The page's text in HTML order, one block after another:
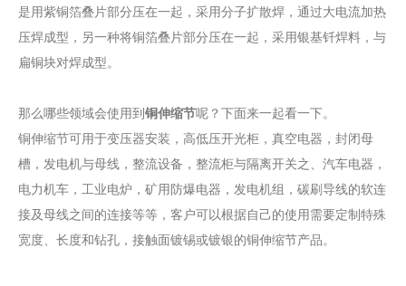
是用紫铜箔叠片部分压在一起，采用分子扩散焊，通过大电流加热
压焊成型，另一种将铜箔叠片部分压在一起，采用银基钎焊料，与
扁铜块对焊成型。
那么哪些领域会使用到 铜伸缩节呢？下面来一起看一下。
铜伸缩节可用于变压器安装，高低压开光柜，真空电器，封闭母
槽，发电机与母线，整流设备，整流柜与隔离开关之、汽车电器，
电力机车，工业电炉，矿用防爆电器，发电机组，碳刷导线的软连
接及母线之间的连接等等，客户可以根据自己的使用需要定制特殊
宽度、长度和钻孔，接触面镀锡或镀银的铜伸缩节产品。